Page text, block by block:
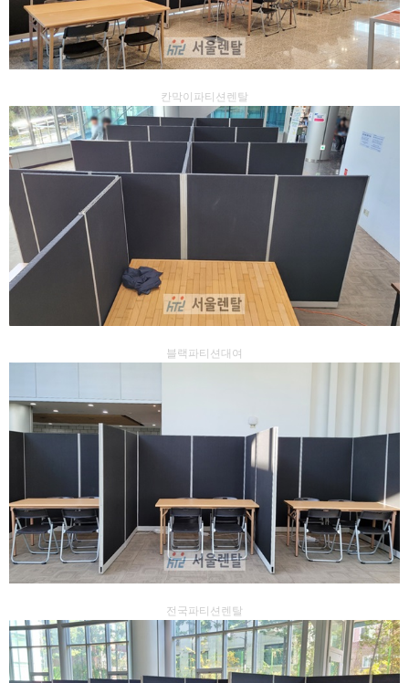
칸막이파티션렌탈
블랙파티션대여
전국파티션렌탈